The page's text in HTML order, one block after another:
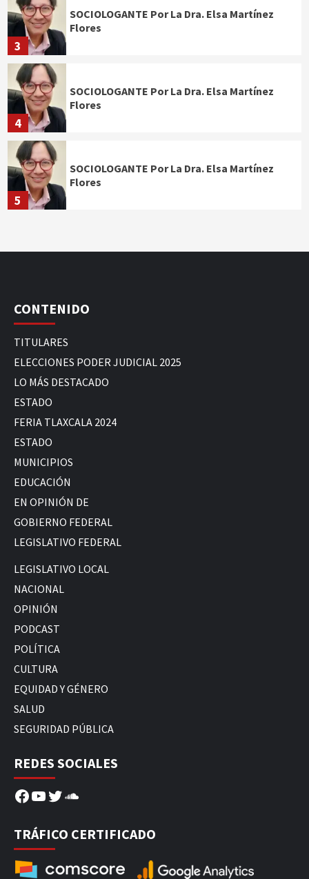
3
SOCIOLOGANTE Por La Dra. Elsa Martínez
Flores
4
SOCIOLOGANTE Por La Dra. Elsa Martínez
Flores
5
SOCIOLOGANTE Por La Dra. Elsa Martínez
Flores
CONTENIDO
TITULARES
ELECCIONES PODER JUDICIAL 2025
LO MÁS DESTACADO
ESTADO
FERIA TLAXCALA 2024
ESTADO
MUNICIPIOS
EDUCACIÓN
EN OPINIÓN DE
GOBIERNO FEDERAL
LEGISLATIVO FEDERAL
LEGISLATIVO LOCAL
NACIONAL
OPINIÓN
PODCAST
POLÍTICA
CULTURA
EQUIDAD Y GÉNERO
SALUD
SEGURIDAD PÚBLICA
REDES SOCIALES
Facebook
YouTube
Twitter
SoundCloud
TRÁFICO CERTIFICADO